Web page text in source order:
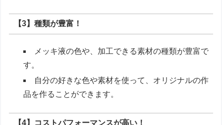
【3】種類が豊富！
メッキ液の色や、加工できる素材の種類が豊富で
す。
自分の好きな色や素材を使って、オリジナルの作
品を作ることができます。
【4】コストパフォーマンスが高い！